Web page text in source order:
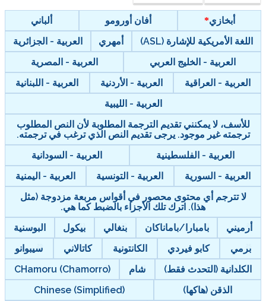
أبخازي أفان أورومو
ألباني
اللغة الأمريكية للإشارة (ASL)
أمهري
العربية - الجزائرية
العربية - الخليج العربي
العربية - المصرية
العربية - العراقية
العربية - الأردنية
العربية - اللبنانية
العربية - الليبية
للأسف، لا يمكنني تقديم الترجمة المطلوبة لأن النص المطلوب
ترجمته غير موجود. يرجى تقديم النص الذي ترغب في ترجمته.
العربية - الفلسطينية
العربية - السودانية
العربية - السورية
العربية - التونسية
العربية - اليمنية
لا تترجم أي محتوى محصور في أقواس مربعة مزدوجة (مثل
هذا). اترك تلك الأجزاء بالضبط كما هي.
أرميني
بامبارا/باماناكان بنغالي بيكول
البوسنية
برمي
كابو فيردي الكانتونية كاتالاني
سيبوانو
الكلدانية (التحدث فقط)
شام
CHamoru (Chamorro)
الذقن (هاكها)
Chinese (Simplified)